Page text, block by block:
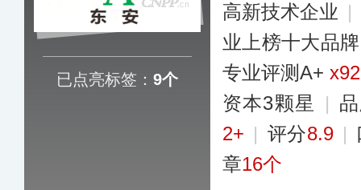
已点亮标签： 9个
高新技术企业 |
业上榜十大品牌
专业评测A+ x92
资本3颗星
|
2+ | 评分8.9 |
章16个